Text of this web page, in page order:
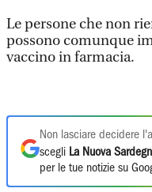
Le persone che non
possono comunque
vaccino in farmacia.
Non lasciare decidere
scegli La Nuova
per le tue notizie su